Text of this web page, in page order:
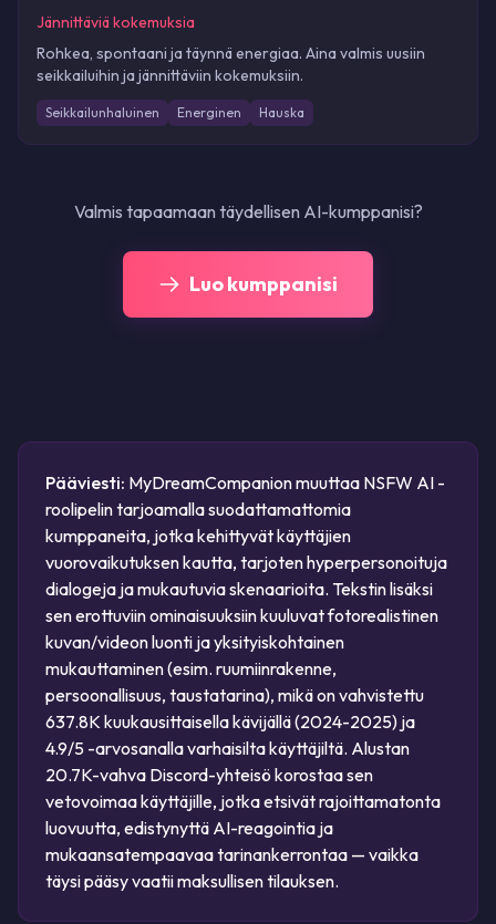
Jännittäviä kokemuksia
Rohkea, spontaani ja täynnä energiaa. Aina valmis uusiin
seikkailuihin ja jännittäviin kokemuksiin.
Seikkailunhaluinen Energinen Hauska
Valmis tapaamaan täydellisen AI-kumppanisi?
Luo kumppanisi
Pääviesti: MyDreamCompanion muuttaa NSFW AI -
roolipelin tarjoamalla suodattamattomia
kumppaneita, jotka kehittyvät käyttäjien
vuorovaikutuksen kautta, tarjoten hyperpersonoituja
dialogeja ja mukautuvia skenaarioita. Tekstin lisäksi
sen erottuviin ominaisuuksiin kuuluvat fotorealistinen
kuvan/videon luonti ja yksityiskohtainen
mukauttaminen (esim. ruumiinrakenne,
persoonallisuus, taustatarina), mikä on vahvistettu
637.8K kuukausittaisella kävijällä (2024-2025) ja
4.9/5 -arvosanalla varhaisilta käyttäjiltä. Alustan
20.7K-vahva Discord-yhteisö korostaa sen
vetovoimaa käyttäjille, jotka etsivät rajoittamatonta
luovuutta, edistynyttä AI-reagointia ja
mukaansatempaavaa tarinankerrontaa — vaikka
täysi pääsy vaatii maksullisen tilauksen.